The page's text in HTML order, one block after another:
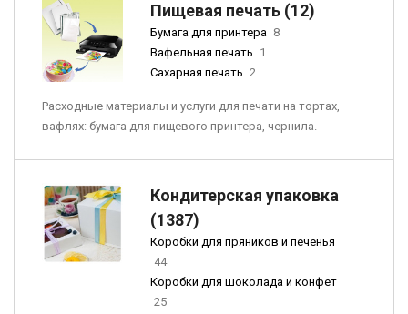
Пищевая печать (12)
Бумага для принтера 8
Вафельная печать 1
Сахарная печать 2
Расходные материалы и услуги для печати на тортах,
вафлях: бумага для пищевого принтера, чернила.
Кондитерская упаковка
(1387)
Коробки для пряников и печенья
44
Коробки для шоколада и конфет
25